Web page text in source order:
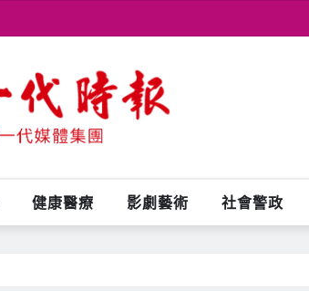
健康醫療 影劇藝術 社會警政